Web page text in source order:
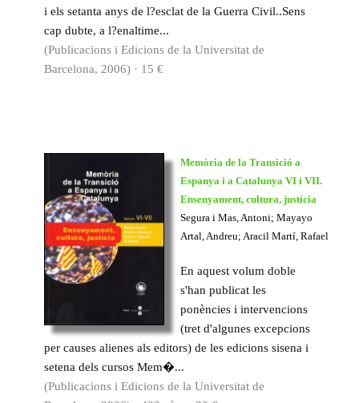
i els setanta anys de l?esclat de la Guerra Civil..Sens
cap dubte, a l?enaltime...
(Publicacions i Edicions de la Universitat de
Barcelona, 2006) · 15 €
Memòria de la Transició a
Espanya i a Catalunya VI i VII.
Ensenyament, cultura, justícia
Segura i Mas, Antoni; Mayayo
Artal, Andreu; Aracil Martí, Rafael
En aquest volum doble
s'han publicat les
ponències i intervencions
(tret d'algunes excepcions
per causes alienes als editors) de les edicions sisena i
setena dels cursos Mem�...
(Publicacions i Edicions de la Universitat de